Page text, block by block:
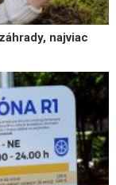
najviac